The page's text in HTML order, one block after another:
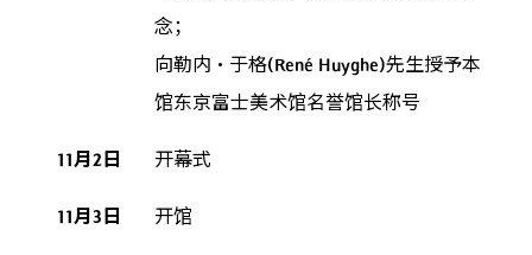
念；
向勒内・于格(René Huyghe)先生授予本
馆东京富士美术馆名誉馆长称号
11月2日 开幕式
11月3日 开馆